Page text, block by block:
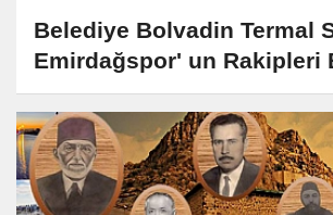
Belediye Bolvadin Termal
Emirdağspor' un Rakipleri